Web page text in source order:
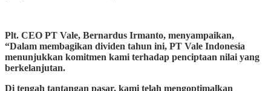
Plt. CEO PT Vale, Bernardus Irmanto, menyampaikan,
“Dalam membagikan dividen tahun ini, PT Vale Indonesia
menunjukkan komitmen kami terhadap penciptaan nilai yang
berkelanjutan.
Di tengah tantangan pasar, kami telah mengoptimalkan